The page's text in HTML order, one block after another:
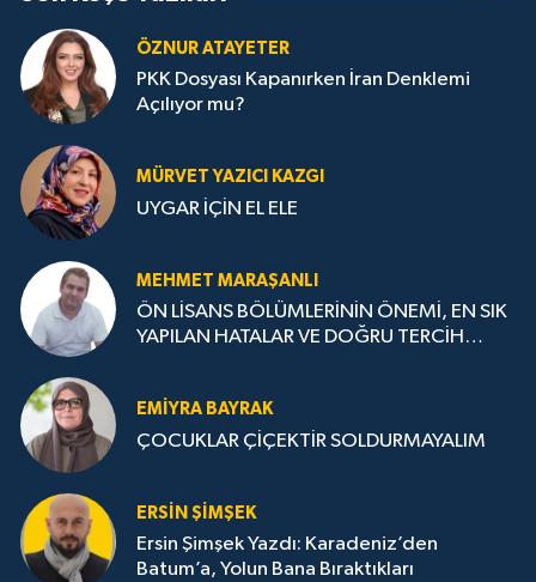
ÖZNUR ATAYETER
PKK Dosyası Kapanırken İran Denklemi
Açılıyor mu?
MÜRVET YAZICI KAZGI
UYGAR İÇİN EL ELE
MEHMET MARAŞANLI
ÖN LİSANS BÖLÜMLERİNİN ÖNEMİ, EN SIK
YAPILAN HATALAR VE DOĞRU TERCİH
EMIYRA BAYRAK
ÇOCUKLAR ÇİÇEKTİR SOLDURMAYALIM
ERSIN ŞIMŞEK
Ersin Şimşek Yazdı: Karadeniz’den
Batum’a, Yolun Bana Bıraktıkları